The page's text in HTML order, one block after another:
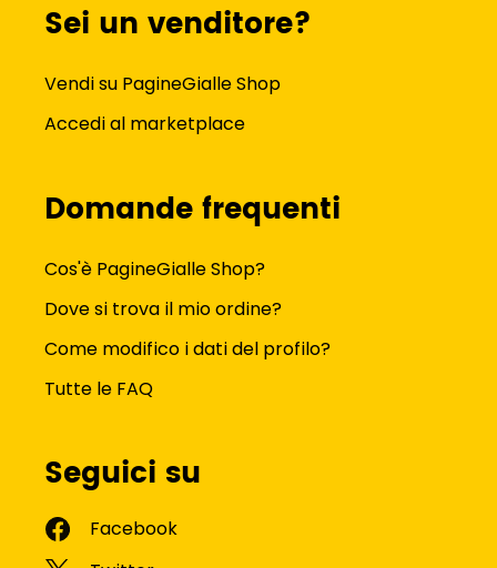
Sei un venditore?
Vendi su PagineGialle Shop
Accedi al marketplace
Domande frequenti
Cos'è PagineGialle Shop?
Dove si trova il mio ordine?
Come modifico i dati del profilo?
Tutte le FAQ
Seguici su